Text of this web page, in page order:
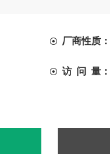
厂商性质：
访 问 量：